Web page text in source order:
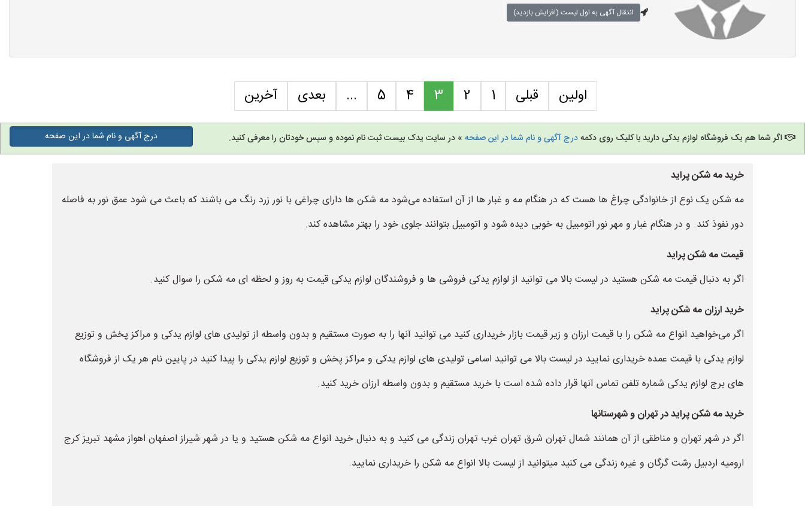
انتقال آگهی به اول لیست (افزایش بازدید)
اولین قبلی 1
2
3
4
5
... بعدی آخرین
اگر شما هم یک فروشگاه لوازم یدکی دارید با کلیک روی دکمهدرج آگهی و نام شما در این صفحه » در سایت یدک بیست ثبت نام نموده و سپس خودتان را معرفی کنید. درج آگهی و نام شما در این صفحه
خرید مه شکن پراید
مه شکن یک نوع از خانوادگی چراغ ها هست که در هنگام مه و غبار ها از آن استفاده می‌شود مه شکن ها دارای چراغی با نور زرد رنگ می باشند که باعث می شود عمق نور به فاصله
دور نفوذ کند. و در هنگام غبار و مهر نور اتومبیل به خوبی دیده شود و اتومبیل بتوانند جلوی خود را بهتر مشاهده کند.
قیمت مه شکن پراید
اگر به دنبال قیمت مه شکن هستید در لیست بالا می توانید از لوازم یدکی فروشی ها و فروشندگان لوازم یدکی قیمت به روز و لحظه ای مه شکن را سوال کنید.
خرید ارزان مه شکن پراید
اگر می‌خواهید انواع مه شکن را با قیمت ارزان و زیر قیمت بازار خریداری کنید می توانید آنها را به صورت مستقیم و بدون واسطه از تولیدی های لوازم یدکی و مراکز پخش و توزیع
لوازم یدکی با قیمت عمده خریداری نمایید در لیست بالا می توانید اسامی تولیدی های لوازم یدکی و مراکز پخش و توزیع لوازم یدکی را پیدا کنید در پایین نام هر یک از فروشگاه
های برج لوازم یدکی شماره تلفن تماس آنها قرار داده شده است با خرید مستقیم و بدون واسطه ارزان خرید کنید.
خرید مه شکن پراید در تهران و شهرستانها
اگر در شهر تهران و مناطقی از آن همانند شمال تهران شرق تهران غرب تهران زندگی می کنید و به دنبال خرید انواع مه شکن هستید و یا در شهر شیراز اصفهان اهواز مشهد تبریز کرج
ارومیه اردبیل رشت گرگان و غیره زندگی می کنید میتوانید از لیست بالا انواع مه شکن را خریداری نمایید.